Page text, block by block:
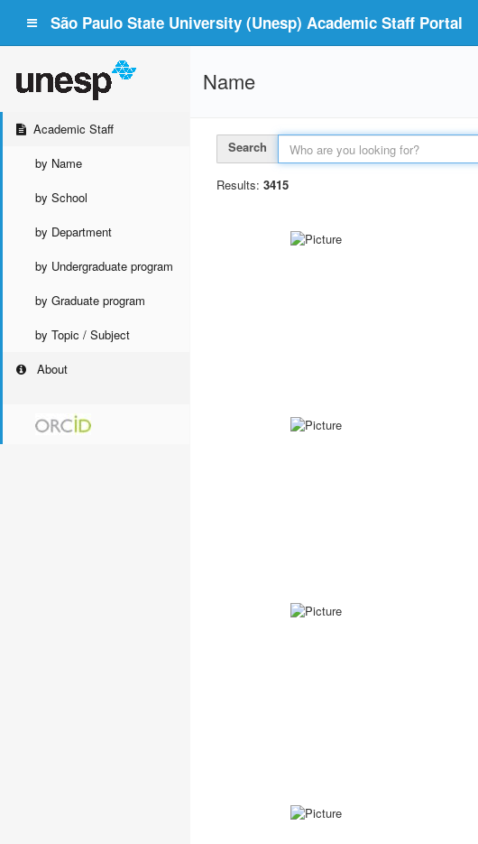
São Paulo State University (Unesp) Academic Staff Portal
Academic Staff
by Name
by School
by Department
by Undergraduate program
by Graduate program
by Topic / Subject
About
Name
Search
Results: 3415